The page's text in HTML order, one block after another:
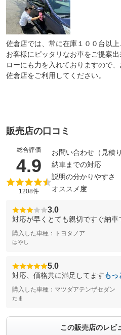
佐倉店では、常に在庫１００台以上
お客様にピッタリなお車をご提案
ローにも力を入れておりますので
佐倉店をご利用してください。
販売店の口コミ
総合評価
4.9 （5点満
1208件
お問い合わせ（見積り
納車までの対応
説明の分かりやすさ
オススメ度
3.0
対応が早くとても親切ですぐ納車
購入した車種：トヨタノア
はやし
5.0
対応、価格共に満足してますもっ
購入した車種：マツダアテンザセダン
たま
この販売店のレビ